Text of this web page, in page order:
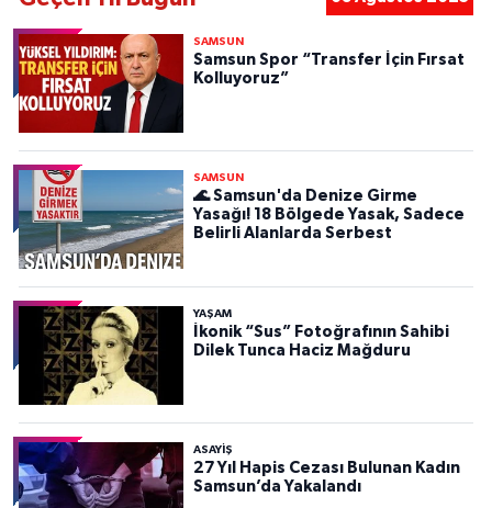
SAMSUN
Samsun Spor “Transfer İçin Fırsat
Kolluyoruz”
SAMSUN
🌊 Samsun'da Denize Girme
Yasağı! 18 Bölgede Yasak, Sadece
Belirli Alanlarda Serbest
YAŞAM
İkonik “Sus” Fotoğrafının Sahibi
Dilek Tunca Haciz Mağduru
ASAYIŞ
27 Yıl Hapis Cezası Bulunan Kadın
Samsun’da Yakalandı